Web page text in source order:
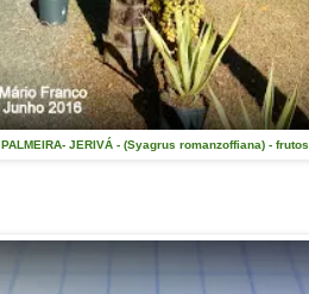
PALMEIRA- JERIVÁ - (Syagrus romanzoffiana) - frutos